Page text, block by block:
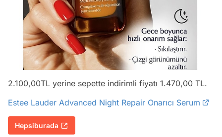
2.100,00TL yerine sepette indirimli fiyatı 1.470,00 TL.
Estee Lauder Advanced Night Repair Onarıcı Serum
Hepsiburada